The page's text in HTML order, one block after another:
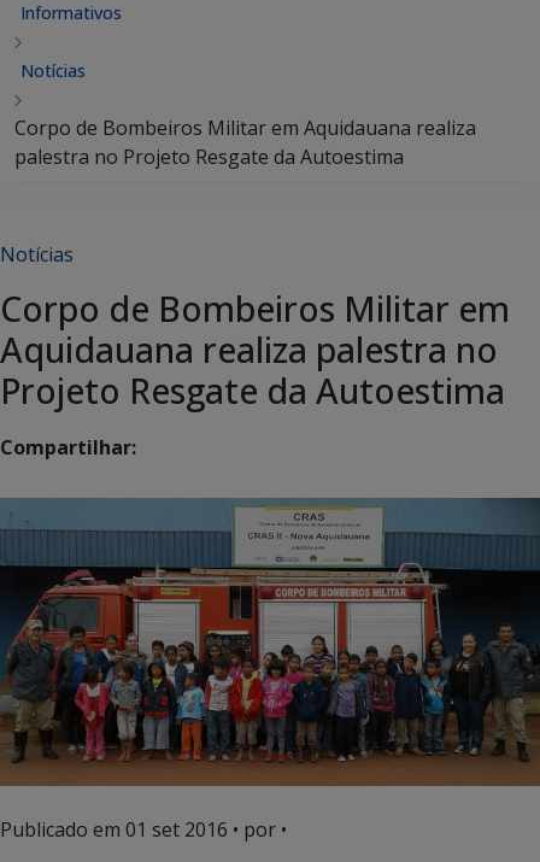
Informativos
Notícias
Corpo de Bombeiros Militar em Aquidauana realiza
palestra no Projeto Resgate da Autoestima
Notícias
Corpo de Bombeiros Militar em
Aquidauana realiza palestra no
Projeto Resgate da Autoestima
Compartilhar:
Publicado em 01 set 2016 • por •